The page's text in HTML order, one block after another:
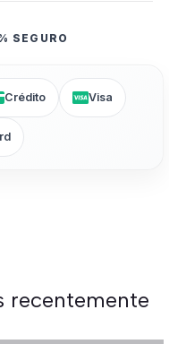
SEGURO
Crédito Visa
recentemente